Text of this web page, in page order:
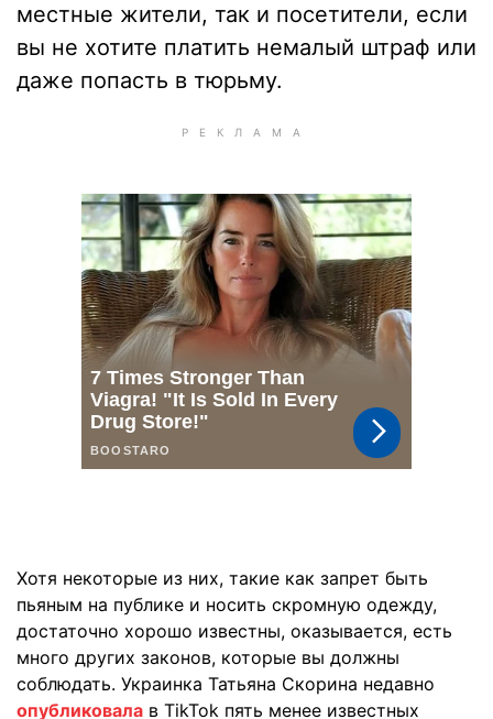
местные жители, так и посетители, если
вы не хотите платить немалый штраф или
даже попасть в тюрьму.
Хотя некоторые из них, такие как запрет быть
пьяным на публике и носить скромную одежду,
достаточно хорошо известны, оказывается, есть
много других законов, которые вы должны
соблюдать. Украинка Татьяна Скорина недавно
опубликовала в TikTok пять менее известных